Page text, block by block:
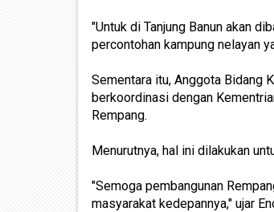
"Untuk di Tanjung Banun akan
percontohan kampung nelayan
Sementara itu, Anggota Bidang
berkoordinasi dengan
Rempang.
Menurutnya, hal ini dilakukan
"Semoga pembangunan
masyarakat kedepannya," ujar